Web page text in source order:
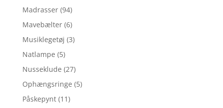
Madrasser (94)
Mavebælter (6)
Musiklegetøj (3)
Natlampe (5)
Nusseklude (27)
Ophængsringe (5)
Påskepynt (11)